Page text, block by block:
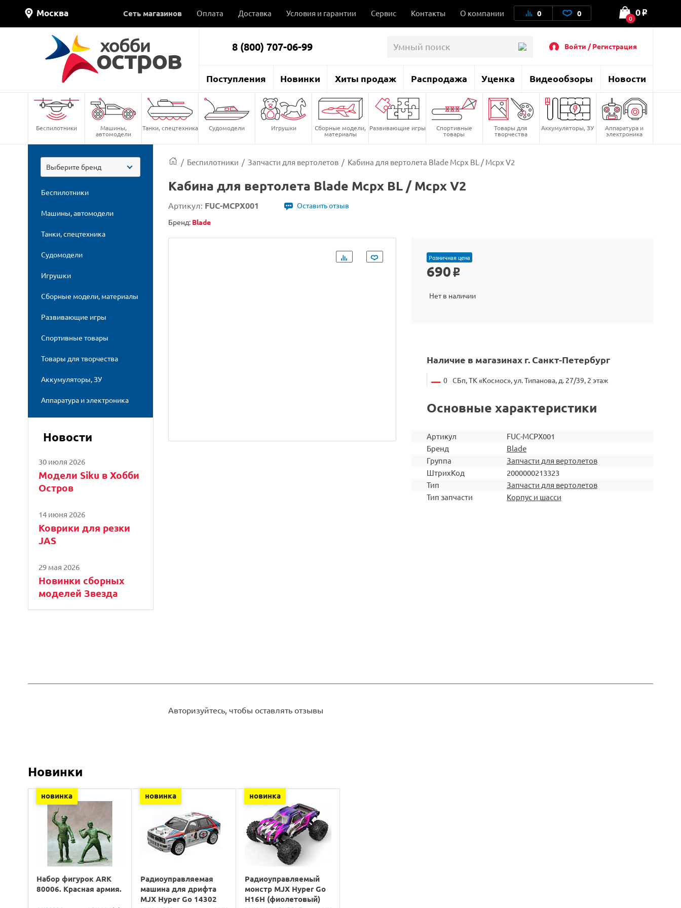
Москва Сеть магазинов Оплата Доставка Условия и гарантии Сервис Контакты О компании 0 0 0
0 o
8 (800) 707-06-99 Войти / Регистрация
Поступления Новинки Хиты продаж Распродажа Уценка Видеообзоры Новости
Беспилотники Машины,
автомодели
Танки, спецтехника Судомодели Игрушки Сборные модели,
материалы
Развивающие игры Спортивные
товары
Товары для
творчества
Аккумуляторы, ЗУ Аппаратура и
электроника
Выберите бренд
Беспилотники
Машины, автомодели
Танки, спецтехника
Судомодели
Игрушки
Сборные модели, материалы
Развивающие игры
Спортивные товары
Товары для творчества
Аккумуляторы, ЗУ
Аппаратура и электроника
Новости
30 июля 2026
Модели Siku в Хобби
Остров
14 июня 2026
Коврики для резки
JAS
29 мая 2026
Новинки сборных
моделей Звезда
/ Беспилотники / Запчасти для вертолетов / Кабина для вертолета Blade Mcpx BL / Mcpx V2
Кабина для вертолета Blade Mcpx BL / Mcpx V2
Артикул: FUC-MCPX001
Оставить отзыв
Бренд: Blade
Розничная цена
690 o
Нет в наличии
Наличие в магазинах г. Санкт-Петербург
0 СБп, ТК «Космос», ул. Типанова, д. 27/39, 2 этаж
Основные характеристики
Артикул
FUC-MCPX001
Бренд
Blade
Группа
Запчасти для вертолетов
ШтрихКод
2000000213323
Тип
Запчасти для вертолетов
Тип запчасти
Корпус и шасси
Авторизуйтесь, чтобы оставлять отзывы
Новинки
новинка
Набор фигурок ARK
80006. Красная армия.
новинка
Радиоуправляемая
машина для дрифта
MJX Hyper Go 14302
новинка
Радиоуправляемый
монстр MJX Hyper Go
H16H (фиолетовый)